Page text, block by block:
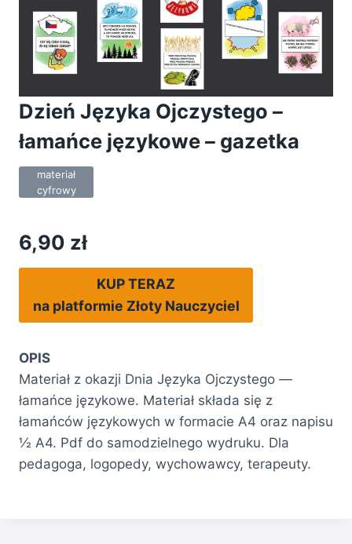
Dzień Języka Ojczystego –
łamańce językowe – gazetka
materiał
cyfrowy
6,90 zł
KUP TERAZ
na platformie Złoty Nauczyciel
OPIS
Materiał z okazji Dnia Języka Ojczystego —
łamańce językowe. Materiał składa się z
łamańców językowych w formacie A4 oraz napisu
½ A4. Pdf do samodzielnego wydruku. Dla
pedagoga, logopedy, wychowawcy, terapeuty.